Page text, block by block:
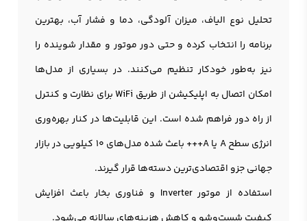
تحلیل نوع الیاف، میزان آلودگی، دما و فشار آب، بهترین
برنامه را انتخاب کرده و حتی دور موتور و مقدار شوینده را
نیز به‌طور خودکار تنظیم می‌کنند. در بسیاری از مدل‌ها
امکان اتصال به اپلیکیشن از طریق WiFi برای نظارت و کنترل
از راه دور فراهم شده است. این قابلیت‌ها در کنار بهره‌وری
انرژی سطح A یا A+++ باعث شده مدل‌های ۱۰ کیلویی در بازار
جهانی جزو اقتصادی‌ترین دسته‌ها قرار گیرند.
استفاده از موتور Inverter و فناوری بخار باعث افزایش
کیفیت شست‌وشو و کاهش هزینه‌های سالانه می‌شود.